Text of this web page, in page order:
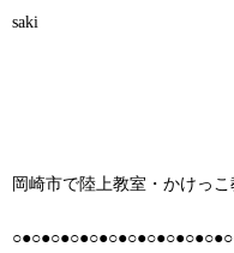
saki
岡崎市で陸上教室・かけっ